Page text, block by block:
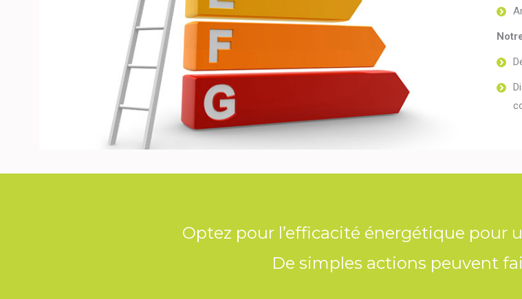
Optez pour l’efficacité énergétique pour
De simples actions peuvent